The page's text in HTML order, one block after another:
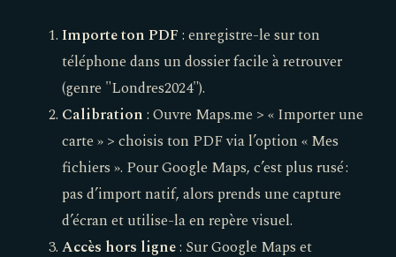
Importe ton PDF : enregistre-le sur ton
téléphone dans un dossier facile à retrouver
(genre "Londres2024").
Calibration : Ouvre Maps.me > « Importer une
carte » > choisis ton PDF via l’option « Mes
fichiers ». Pour Google Maps, c’est plus rusé :
pas d’import natif, alors prends une capture
d’écran et utilise-la en repère visuel.
Accès hors ligne: Sur Google Maps et